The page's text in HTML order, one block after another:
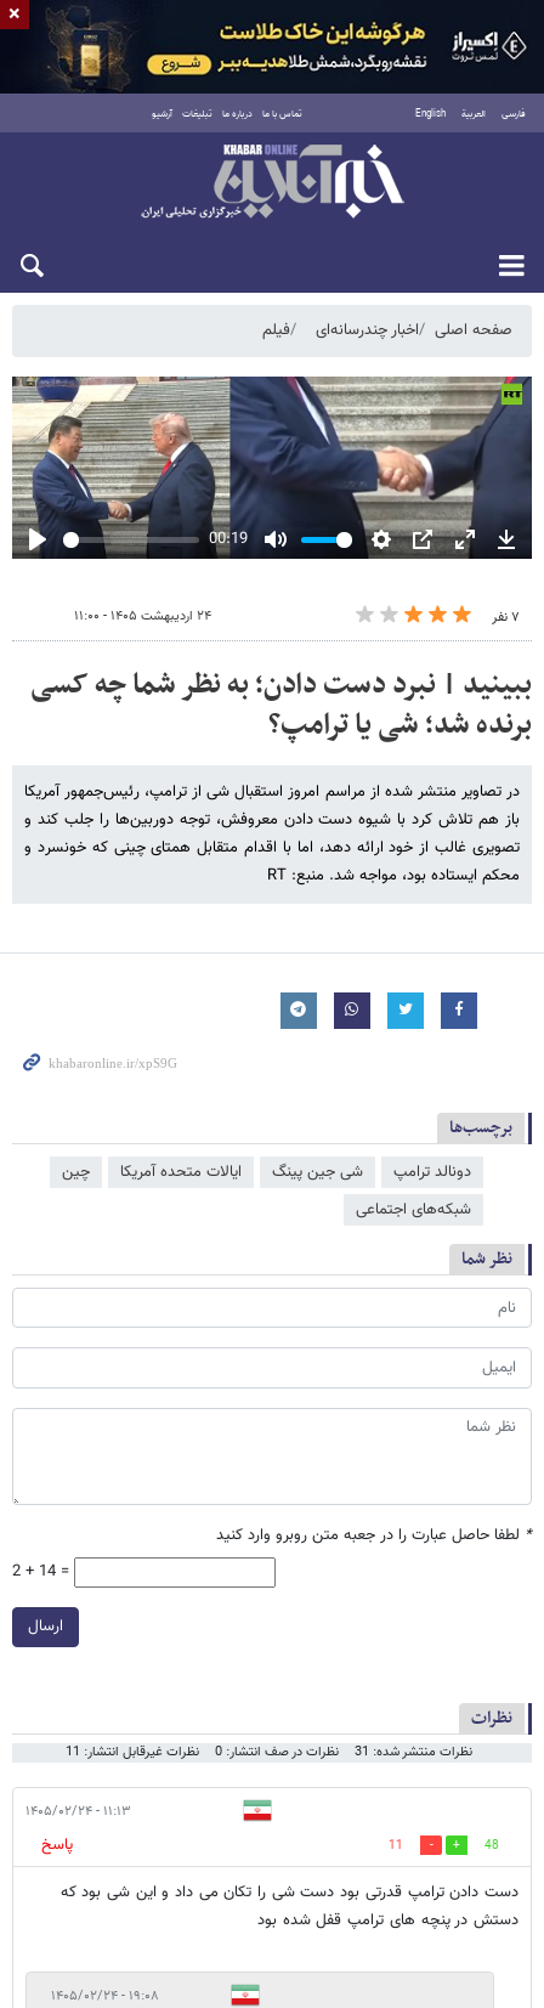
فارسی العربية English تماس با ما درباره ما تبلیغات آرشیو
جمعه ۱۶ مرداد ۱۴۰۵
صفحه اصلی اخبار چندرسانه‌ای فیلم
۷ نفر ۲۴ اردیبهشت ۱۴۰۵ - ۱۱:۰۰
ببینید | نبرد دست دادن؛ به نظر شما چه کسی
برنده شد؛ شی یا ترامپ؟
در تصاویر منتشر شده از مراسم امروز استقبال شی از ترامپ، رئیس‌جمهور آمریکا
باز هم تلاش کرد با شیوه دست دادن معروفش، توجه دوربین‌ها را جلب کند و
تصویری غالب از خود ارائه دهد، اما با اقدام متقابل همتای چینی که خونسرد و
محکم ایستاده بود، مواجه شد. منبع: RT
برچسب‌ها
دونالد ترامپ شی جین‌ پینگ ایالات متحده آمریکا
چین
شبکه‌‌های اجتماعی
نظر شما
* لطفا حاصل عبارت را در جعبه متن روبرو وارد کنید
2 + 14 =
ارسال
نظرات
نظرات منتشر شده: 31 نظرات در صف انتشار: 0 نظرات غیرقابل انتشار: 11
۱۱:۱۳ - ۱۴۰۵/۰۲/۲۴
48
11
پاسخ
دست دادن ترامپ قدرتی بود دست شی را تکان می داد و این شی بود که
دستش در پنچه های ترامپ قفل شده بود
۱۹:۰۸ - ۱۴۰۵/۰۲/۲۴
×